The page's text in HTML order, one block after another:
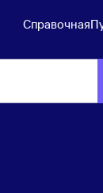
Справочная